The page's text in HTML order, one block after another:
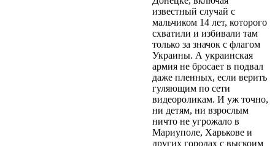
известный случай с
мальчиком 14 лет, которого
схватили и избивали там
только за значок с флагом
Украины. А украинская
армия не бросает в подвал
даже пленных, если верить
гуляющим по сети
видеороликам. И уж точно,
ни детям, ни взрослым
ничто не угрожало в
Мариуполе, Харькове и
других городах с выскоим